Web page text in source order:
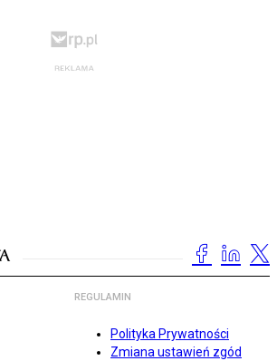
REGULAMIN
Polityka Prywatności
Zmiana ustawień zgód